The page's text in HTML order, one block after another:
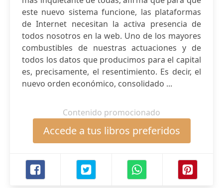
este nuevo sistema funcione, las plataformas
de Internet necesitan la activa presencia de
todos nosotros en la web. Uno de los mayores
combustibles de nuestras actuaciones y de
todos los datos que producimos para el capital
es, precisamente, el resentimiento. Es decir, el
nuevo orden económico, consolidado ...
Contenido promocionado
Accede a tus libros preferidos